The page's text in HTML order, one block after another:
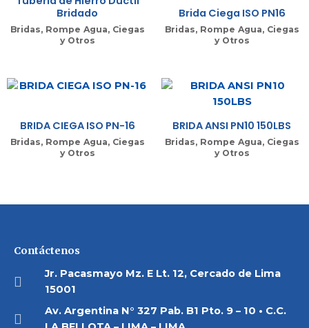
Bridado
Bridas, Rompe Agua, Ciegas
y Otros
Brida Ciega ISO PN16
Bridas, Rompe Agua, Ciegas
y Otros
BRIDA CIEGA ISO PN-16
Bridas, Rompe Agua, Ciegas
y Otros
BRIDA ANSI PN10 150LBS
Bridas, Rompe Agua, Ciegas
y Otros
Contáctenos
Jr. Pacasmayo Mz. E Lt. 12, Cercado de Lima
15001
Av. Argentina N° 327 Pab. B1 Pto. 9 – 10 • C.C.